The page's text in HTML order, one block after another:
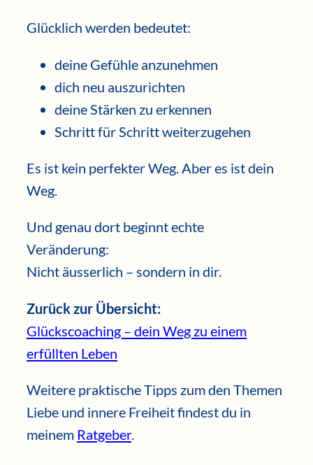
Glücklich werden bedeutet:
deine Gefühle anzunehmen
dich neu auszurichten
deine Stärken zu erkennen
Schritt für Schritt weiterzugehen
Es ist kein perfekter Weg. Aber es ist dein
Weg.
Und genau dort beginnt echte
Veränderung:
Nicht äusserlich – sondern in dir.
Zurück zur Übersicht:
Glückscoaching – dein Weg zu einem
erfüllten Leben
Weitere praktische Tipps zum den Themen
Liebe und innere Freiheit findest du in
meinem Ratgeber.